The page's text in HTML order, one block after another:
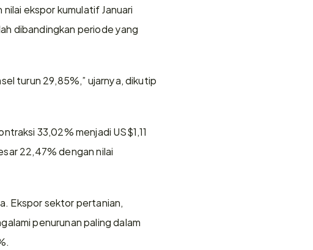
ekspor kumulatif Januari
dibandingkan periode yang
turun 29,85%,” ujarnya, dikutip
33,02% menjadi US$1,11
22,47% dengan nilai
Ekspor sektor pertanian,
penurunan paling dalam